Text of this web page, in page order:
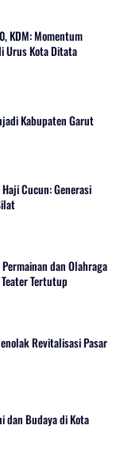
KDM: Momentum
Urus Kota Ditata
Kabupaten Garut
Cucun: Generasi
dan Olahraga
Tertutup
Revitalisasi Pasar
dan Budaya di Kota